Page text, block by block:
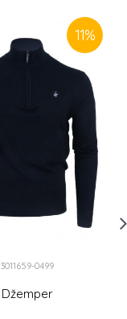
11%
3011659-0499
Džemper